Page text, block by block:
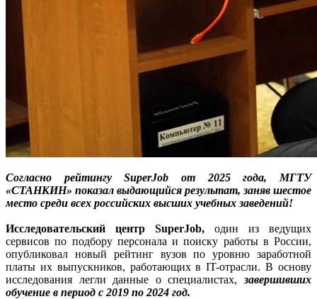
Согласно рейтингу SuperJob от 2025 года, МГТУ
«СТАНКИН» показал выдающийся результат, заняв шестое
место среди всех российских высших учебных заведений!
Исследовательский центр SuperJob, один из ведущих
сервисов по подбору персонала и поиску работы в России,
опубликовал новый рейтинг вузов по уровню заработной
платы их выпускников, работающих в IT-отрасли. В основу
исследования легли данные о специалистах, завершивших
обучение в период с 2019 по 2024 год.